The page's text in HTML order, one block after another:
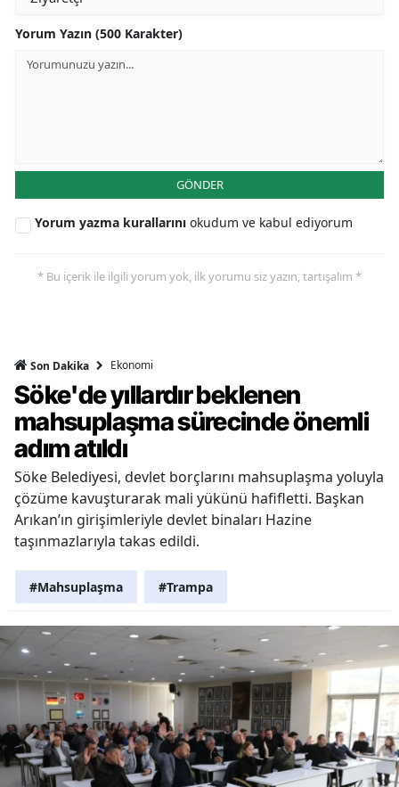
Yorum Yazın (500 Karakter)
GÖNDER
Yorum yazma kurallarını okudum ve kabul ediyorum
* Bu içerik ile ilgili yorum yok, ilk yorumu siz yazın, tartışalım *
Son Dakika Ekonomi
Söke'de yıllardır beklenen
mahsuplaşma sürecinde önemli
adım atıldı
Söke Belediyesi, devlet borçlarını mahsuplaşma yoluyla
çözüme kavuşturarak mali yükünü hafifletti. Başkan
Arıkan’ın girişimleriyle devlet binaları Hazine
taşınmazlarıyla takas edildi.
#Mahsuplaşma #Trampa